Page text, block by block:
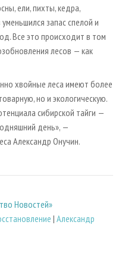
ели, пихты, кедра,
запас спелой и
Все это происходит в том
лесов — как
хвойные леса имеют более
но и экологическую.
сибирской тайги —
день», —
Александр Онучин.
Новостей»
| Александр